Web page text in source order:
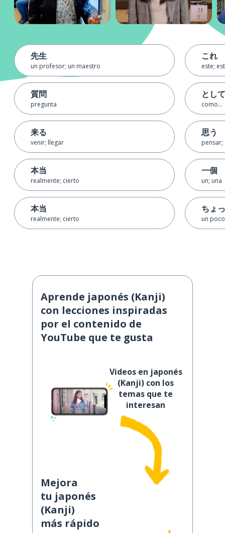
先生
un profesor; un maestro
質問
pregunta
来る
venir; llegar
本当
realmente; cierto
本当
realmente; cierto
これ
este;
として
como...
思う
pensar;
一個
un; una
ちょ
un
Aprende japonés (Kanji)
con lecciones inspiradas
por el contenido de
YouTube que te gusta
Videos en japonés
(Kanji) con los
temas que te
interesan
Mejora
tu japonés
(Kanji)
más rápido